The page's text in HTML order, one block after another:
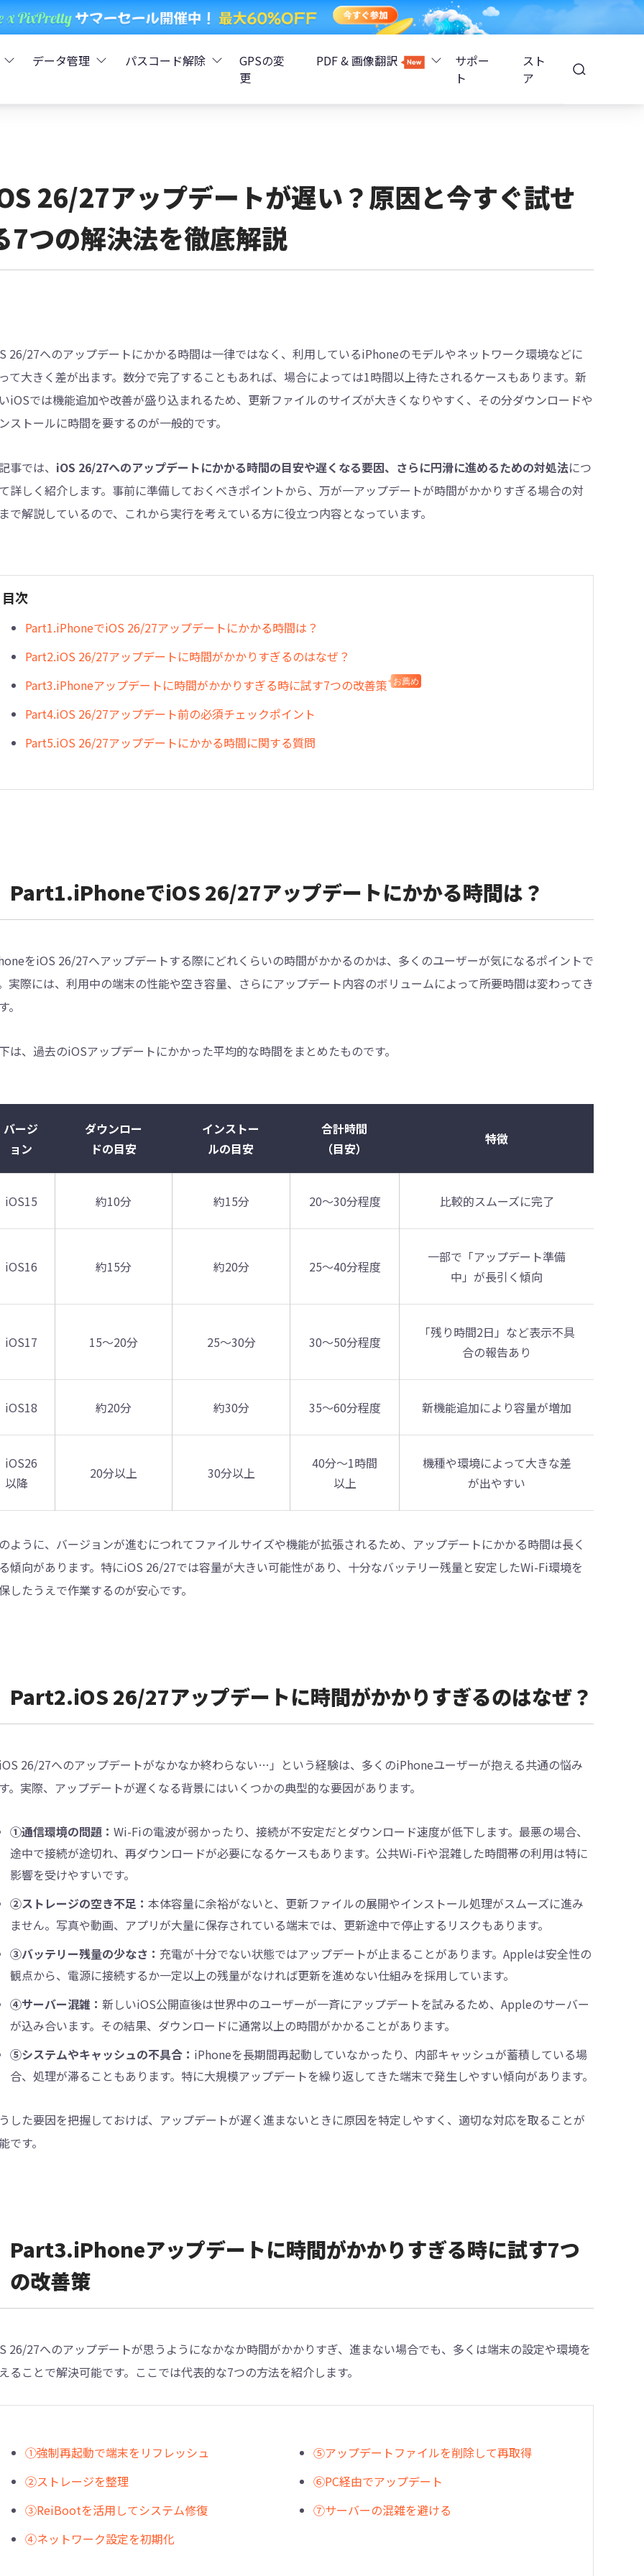
タ復元
復元
- iTunes不具合修復
Boot Genius
データ管理
iCareFone - AndroidとiOS間でデータ転送
iCareFone - WhatsAppデータ転送
4DDiG - 重複ファイル検索・削除
Tenorshare Cleamio - Mac重複ファイル検索・削除
パスコード解除
4MeKey - アクティベーションロック解除
4uKey - iOSパスワード管理
4uKey - Android画面ロック解除
GPSの変
更
PDF & 画像翻訳
PDNobオンライン
サポー
ト
スト
ア
26/27アップデートが遅い？原因と今すぐ試せ
7つの解決法を徹底解説
26/27へのアップデートにかかる時間は一律ではなく、利用しているiPhoneのモデルやネットワーク環境などに
て大きく差が出ます。数分で完了することもあれば、場合によっては1時間以上待たされるケースもあります。新
iOSでは機能追加や改善が盛り込まれるため、更新ファイルのサイズが大きくなりやすく、その分ダウンロードや
ストールに時間を要するのが一般的です。
事では、 iOS 26/27へのアップデートにかかる時間の目安や遅くなる要因、さらに円滑に進めるための対処法につ
詳しく紹介します。事前に準備しておくべきポイントから、万が一アップデートが時間がかかりすぎる場合の対
で解説しているので、これから実行を考えている方に役立つ内容となっています。
目次
Part1.iPhoneでiOS 26/27アップデートにかかる時間は？
Part2.iOS 26/27アップデートに時間がかかりすぎるのはなぜ？
Part3.iPhoneアップデートに時間がかかりすぎる時に試す7つの改善策
お薦め
Part4.iOS 26/27アップデート前の必須チェックポイント
Part5.iOS 26/27アップデートにかかる時間に関する質問
Part1.iPhoneでiOS 26/27アップデートにかかる時間は？
をiOS 26/27へアップデートする際にどれくらいの時間がかかるのかは、多くのユーザーが気になるポイントで
実際には、利用中の端末の性能や空き容量、さらにアップデート内容のボリュームによって所要時間は変わってき
。
は、過去のiOSアップデートにかかった平均的な時間をまとめたものです。
バージ
ョン
ダウンロー
ドの目安
インストー
ルの目安
合計時間
（目安）
特徴
iOS15 約10分 約15分 20〜30分程度 比較的スムーズに完了
iOS16 約15分 約20分 25〜40分程度
一部で「アップデート準備
中」が長引く傾向
iOS17 15〜20分 25〜30分 30〜50分程度
「残り時間2日」など表示不具
合の報告あり
iOS18 約20分 約30分 35〜60分程度 新機能追加により容量が増加
iOS26
以降
20分以上 30分以上
40分〜1時間
以上
機種や環境によって大きな差
が出やすい
ように、バージョンが進むにつれてファイルサイズや機能が拡張されるため、アップデートにかかる時間は長く
傾向があります。特にiOS 26/27では容量が大きい可能性があり、十分なバッテリー残量と安定したWi-Fi環境を
したうえで作業するのが安心です。
Part2.iOS 26/27アップデートに時間がかかりすぎるのはなぜ？
26/27へのアップデートがなかなか終わらない…」という経験は、多くのiPhoneユーザーが抱える共通の悩み
。実際、アップデートが遅くなる背景にはいくつかの典型的な要因があります。
①通信環境の問題： Wi-Fiの電波が弱かったり、接続が不安定だとダウンロード速度が低下します。最悪の場合、
途中で接続が途切れ、再ダウンロードが必要になるケースもあります。公共Wi-Fiや混雑した時間帯の利用は特に
影響を受けやすいです。
②ストレージの空き不足： 本体容量に余裕がないと、更新ファイルの展開やインストール処理がスムーズに進み
ません。写真や動画、アプリが大量に保存されている端末では、更新途中で停止するリスクもあります。
③バッテリー残量の少なさ： 充電が十分でない状態ではアップデートが止まることがあります。Appleは安全性の
観点から、電源に接続するか一定以上の残量がなければ更新を進めない仕組みを採用しています。
④サーバー混雑： 新しいiOS公開直後は世界中のユーザーが一斉にアップデートを試みるため、Appleのサーバー
が込み合います。その結果、ダウンロードに通常以上の時間がかかることがあります。
⑤システムやキャッシュの不具合： iPhoneを長期間再起動していなかったり、内部キャッシュが蓄積している場
合、処理が滞ることもあります。特に大規模アップデートを繰り返してきた端末で発生しやすい傾向があります。
した要因を把握しておけば、アップデートが遅く進まないときに原因を特定しやすく、適切な対応を取ることが
です。
Part3.iPhoneアップデートに時間がかかりすぎる時に試す7つ
の改善策
26/27へのアップデートが思うようになかなか時間がかかりすぎ、進まない場合でも、多くは端末の設定や環境を
ることで解決可能です。ここでは代表的な7つの方法を紹介します。
①強制再起動で端末をリフレッシュ
②ストレージを整理
③ReiBootを活用してシステム修復
④ネットワーク設定を初期化
⑤アップデートファイルを削除して再取得
⑥PC経由でアップデート
⑦サーバーの混雑を避ける